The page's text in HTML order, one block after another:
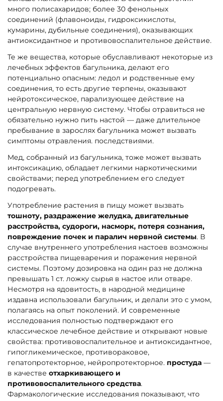
много полисахаридов; более 30 фенольных
соединений (флавоноиды, гидроксикислоты,
кумарины, дубильные соединения), оказывающих
антиоксидантное и противовоспалительное действие.
Те же вещества, которые обуславливают некоторые из
лечебных эффектов багульника, делают его
потенциально опасным: ледол и родственные ему
соединения, то есть другие терпены, оказывают
нейротоксическое, парализующее действие на
центральную нервную систему. Чтобы отравиться не
обязательно нужно пить настой — даже длительное
пребывание в зарослях багульника может вызвать
симптомы отравления. последствиями.
Мед, собранный из багульника, тоже может вызвать
интоксикацию, обладает легкими наркотическими
свойствами; перед употреблением его следует
подогревать.
Употребление растения в пищу может вызвать
тошноту, раздражение желудка, двигательные
расстройства, судороги, насморк, потеря сознания,
повреждение почек и паралич нервной системы. В
случае внутреннего употребления настоев возможны
расстройства пищеварения и поражения нервной
системы. Поэтому дозировка на один раз не должна
превышать 1 ст. ложку сырья в настое или отваре.
Несмотря на ядовитость, в народной медицине
издавна использовали багульник, и делали это с умом,
полагаясь на опыт поколений. И современные
исследования полностью подтверждают его
классическое лечебное действие и открывают новые
свойства: противовоспалительное и антиоксидантное,
гипогликемическое, противораковое,
гепатопротекторное, нейропротекторное. простуда —
в качестве отхаркивающего и
противовоспалительного средства.
Фармакологические исследования показывают, что